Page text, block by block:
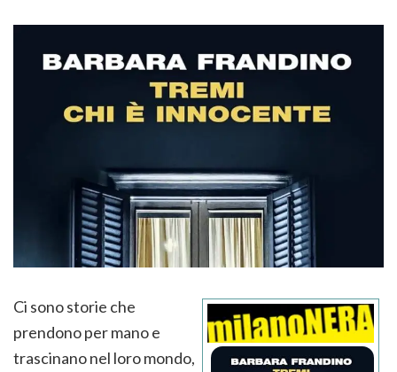
Ci sono storie che
prendono per mano e
trascinano nel loro mondo,